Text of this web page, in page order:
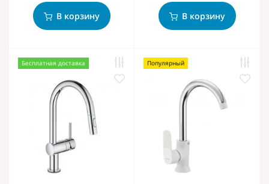
В корзину В корзину
Бесплатная доставка Популярный